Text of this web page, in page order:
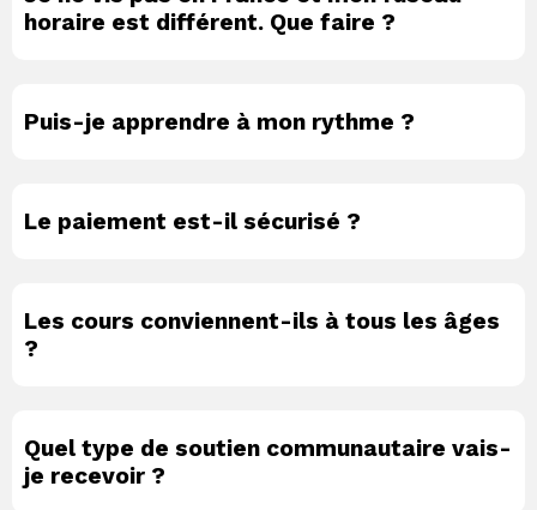
horaire est différent. Que faire ?
Puis-je apprendre à mon rythme ?
Le paiement est-il sécurisé ?
Les cours conviennent-ils à tous les âges
?
Quel type de soutien communautaire vais-
je recevoir ?